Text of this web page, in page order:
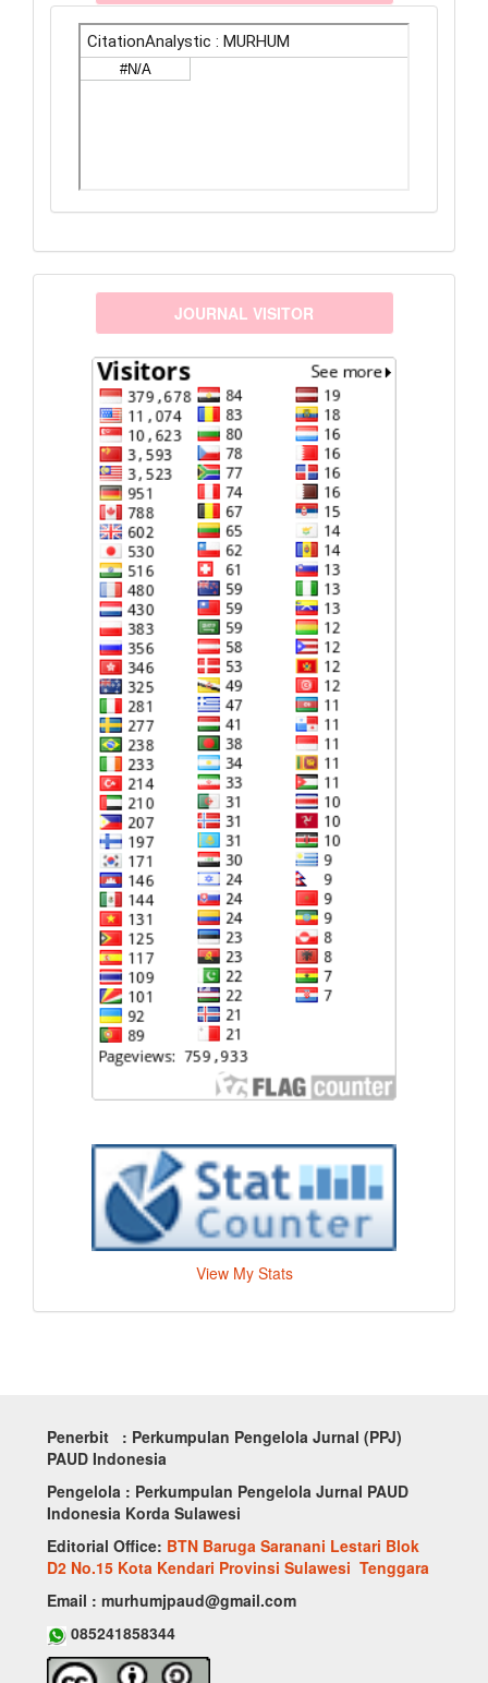
visitors JOURNAL VISITOR
View My Stats
Penerbit : Perkumpulan Pengelola Jurnal (PPJ)
PAUD Indonesia
Pengelola : Perkumpulan Pengelola Jurnal PAUD
Indonesia Korda Sulawesi
Editorial Office: BTN Baruga Saranani Lestari Blok
D2 No.15 Kota Kendari Provinsi Sulawesi Tenggara
Email : murhumjpaud@gmail.com
085241858344